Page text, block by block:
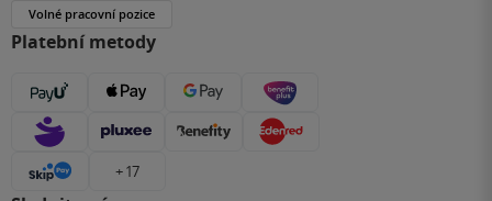
Volné pracovní pozice
Platební metody
+ 17